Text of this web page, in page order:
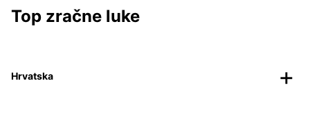
Top zračne luke
Hrvatska